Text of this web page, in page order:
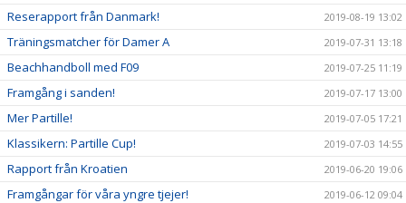
Reserapport från Danmark! 2019-08-19 13:02
Träningsmatcher för Damer A 2019-07-31 13:18
Beachhandboll med F09 2019-07-25 11:19
Framgång i sanden! 2019-07-17 13:00
Mer Partille! 2019-07-05 17:21
Klassikern: Partille Cup! 2019-07-03 14:55
Rapport från Kroatien 2019-06-20 19:06
Framgångar för våra yngre tjejer! 2019-06-12 09:04